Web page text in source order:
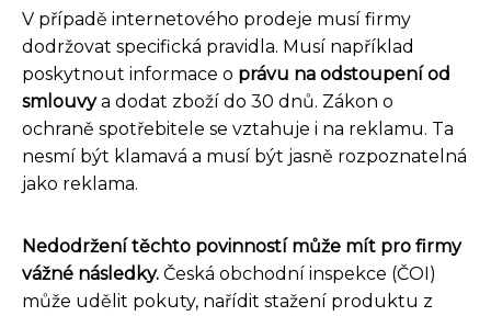
V případě internetového prodeje musí firmy
dodržovat specifická pravidla. Musí například
poskytnout informace o právu na odstoupení od
smlouvya dodat zboží do 30 dnů. Zákon o
ochraně spotřebitele se vztahuje i na reklamu. Ta
nesmí být klamavá a musí být jasně rozpoznatelná
jako reklama.
Nedodržení těchto povinností může mít pro firmy
vážné následky. Česká obchodní inspekce (ČOI)
může udělit pokuty, nařídit stažení produktu z